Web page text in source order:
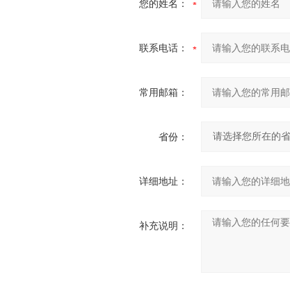
您的姓名：
联系电话：
常用邮箱：
省份：
详细地址：
补充说明：